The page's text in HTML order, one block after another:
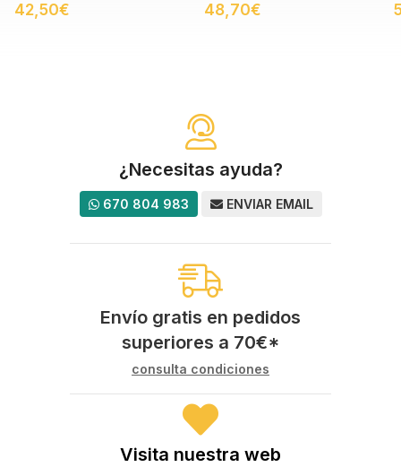
42,50€ 48,70€
¿Necesitas ayuda?
670 804 983 ENVIAR EMAIL
Envío gratis en pedidos
superiores a 70€*
consulta condiciones
Visita nuestra web